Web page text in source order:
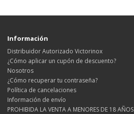
Información
Distribuidor Autorizado Victorinox
¿Cómo aplicar un cupón de descuento?
Nosotros
¿Cómo recuperar tu contraseña?
Política de cancelaciones
Información de envío
PROHIBIDA LA VENTA A MENORES DE 18 AÑOS